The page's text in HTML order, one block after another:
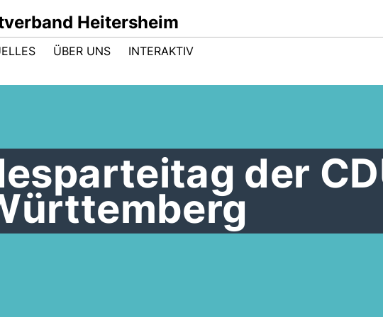
Heitersheim
ÜBER UNS INTERAKTIV
der